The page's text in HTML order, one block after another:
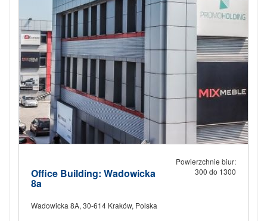
Office Building: Wadowicka
8a
Wadowicka 8A, 30-614 Kraków, Polska
Powierzchnie biur:
300 do 1300